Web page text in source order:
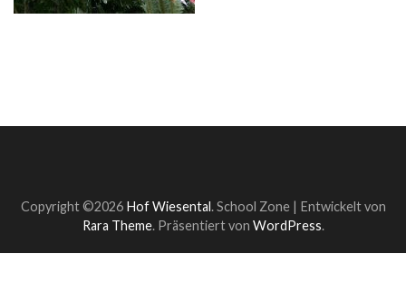
Copyright ©2026 Hof Wiesental. School Zone | Entwickelt von
Rara Theme. Präsentiert von WordPress.